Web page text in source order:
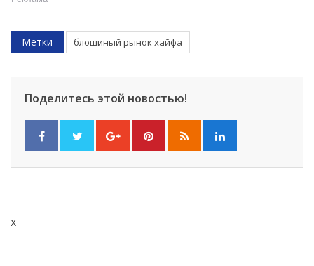
Метки блошиный рынок хайфа
Поделитесь этой новостью!
x